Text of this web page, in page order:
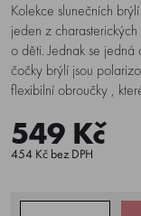
Kolekce slunečních
jeden z
o děti. Jednak se
čočky brýlí jsou
flexibilní obroučky ,
549 Kč
454 Kč bez DPH